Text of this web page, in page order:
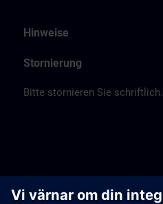
Hinweise
Stornierung
Bitte stornieren Sie schriftlich.